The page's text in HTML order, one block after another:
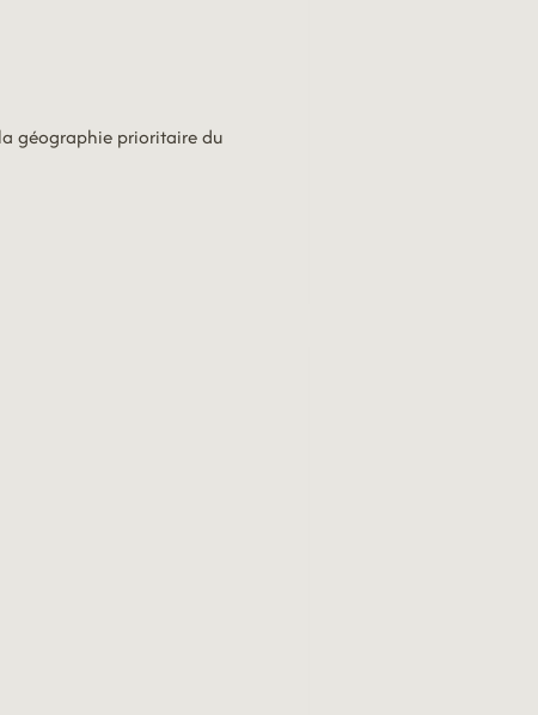
géographie prioritaire du